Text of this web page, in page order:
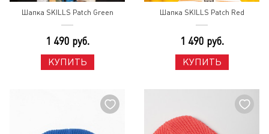
Шапка SKILLS Patch Green
1 490 руб.
КУПИТЬ
Шапка SKILLS Patch Red
1 490 руб.
КУПИТЬ